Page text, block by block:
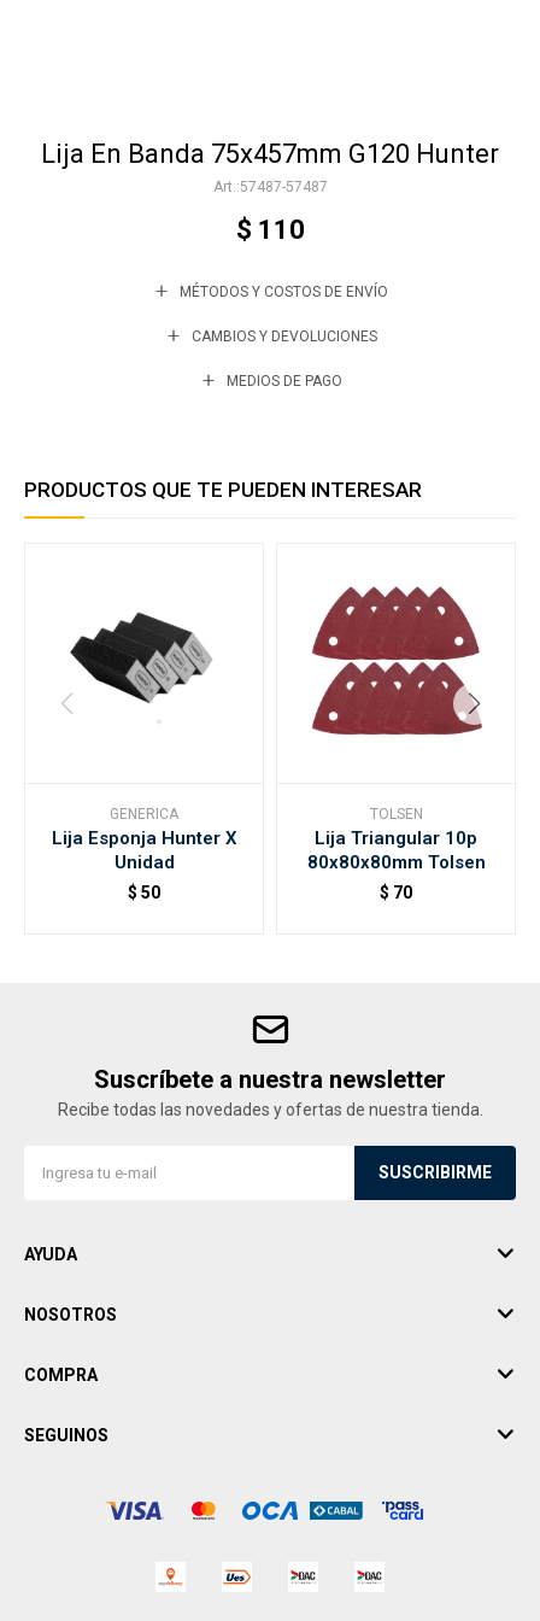
Lija En Banda 75x457mm G120 Hunter
57487-57487
$ 110
MÉTODOS Y COSTOS DE ENVÍO
CAMBIOS Y DEVOLUCIONES
MEDIOS DE PAGO
PRODUCTOS QUE TE PUEDEN INTERESAR
GENERICA
Lija Esponja Hunter X
Unidad
$ 50
TOLSEN
Lija Triangular 10p
80x80x80mm Tolsen
$ 70
Suscríbete a nuestra newsletter
Recibe todas las novedades y ofertas de nuestra tienda.
SUSCRIBIRME
AYUDA
NOSOTROS
COMPRA
SEGUINOS
Varios